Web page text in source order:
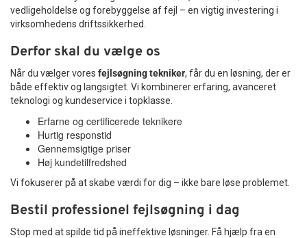
vedligeholdelse og forebyggelse af fejl – en vigtig investering i
virksomhedens driftssikkerhed.
Derfor skal du vælge os
Når du vælger vores fejlsøgning tekniker, får du en løsning, der er
både effektiv og langsigtet. Vi kombinerer erfaring, avanceret
teknologi og kundeservice i topklasse.
Erfarne og certificerede teknikere
Hurtig responstid
Gennemsigtige priser
Høj kundetilfredshed
Vi fokuserer på at skabe værdi for dig – ikke bare løse problemet.
Bestil professionel fejlsøgning i dag
Stop med at spilde tid på ineffektive løsninger. Få hjælp fra en